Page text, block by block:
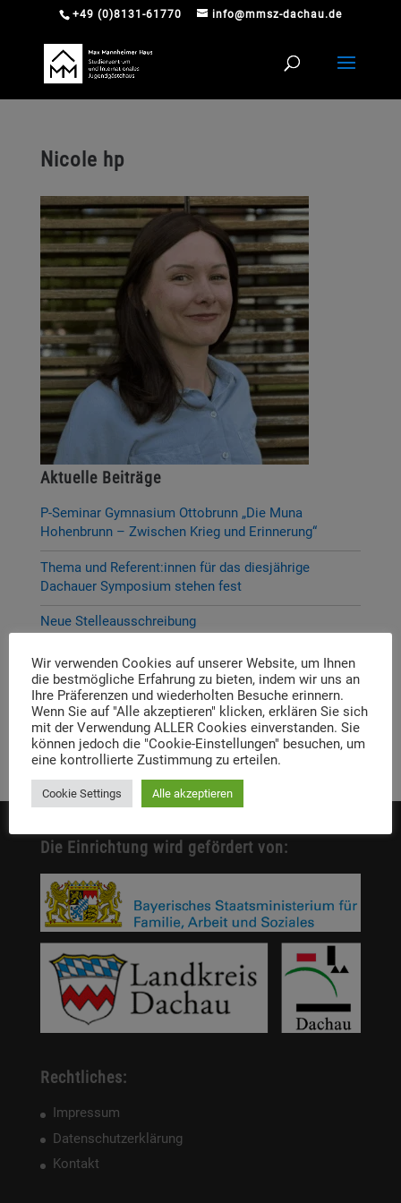
+49 (0)8131-61770 info@mmsz-dachau.de
Nicole hp
Aktuelle Beiträge
P-Seminar Gymnasium Ottobrunn „Die Muna
Hohenbrunn – Zwischen Krieg und Erinnerung“
Thema und Referent:innen für das diesjährige
Dachauer Symposium stehen fest
Neue Stelleausschreibung
Digitale Neuerscheinung: Launch der digitalen
Lernplattform „Memory Momentum“
Call for Applications: Dachau Autumn School 2026 –
Erinnern. Forschen. Vermitteln.
Die Einrichtung wird gefördert von:
Rechtliches:
Impressum
Datenschutzerklärung
Kontakt
Wir verwenden Cookies auf unserer Website, um Ihnen
die bestmögliche Erfahrung zu bieten, indem wir uns an
Ihre Präferenzen und wiederholten Besuche erinnern.
Wenn Sie auf "Alle akzeptieren" klicken, erklären Sie sich
mit der Verwendung ALLER Cookies einverstanden. Sie
können jedoch die "Cookie-Einstellungen" besuchen, um
eine kontrollierte Zustimmung zu erteilen.
Cookie Settings Alle akzeptieren